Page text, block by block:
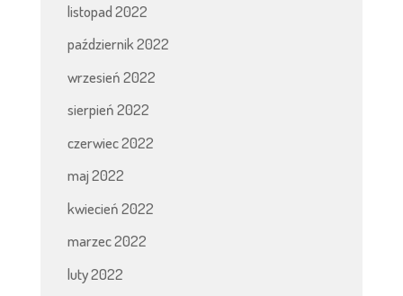
listopad 2022
październik 2022
wrzesień 2022
sierpień 2022
czerwiec 2022
maj 2022
kwiecień 2022
marzec 2022
luty 2022